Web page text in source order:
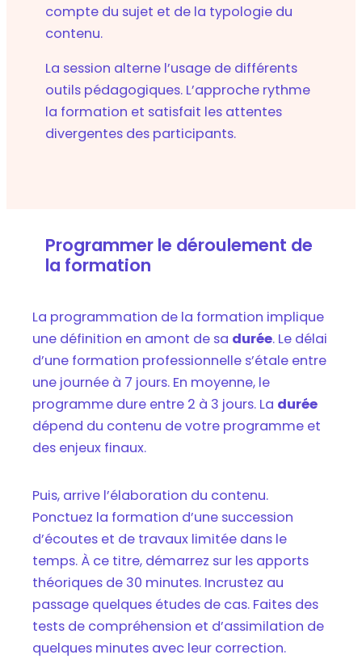
compte du sujet et de la typologie du
contenu.
La session alterne l’usage de différents
outils pédagogiques. L’approche rythme
la formation et satisfait les attentes
divergentes des participants.
Programmer le déroulement de
la formation
La programmation de la formation implique
une définition en amont de sa durée. Le délai
d’une formation professionnelle s’étale entre
une journée à 7 jours. En moyenne, le
programme dure entre 2 à 3 jours. La durée
dépend du contenu de votre programme et
des enjeux finaux.
Puis, arrive l’élaboration du contenu.
Ponctuez la formation d’une succession
d’écoutes et de travaux limitée dans le
temps. À ce titre, démarrez sur les apports
théoriques de 30 minutes. Incrustez au
passage quelques études de cas. Faites des
tests de compréhension et d’assimilation de
quelques minutes avec leur correction.